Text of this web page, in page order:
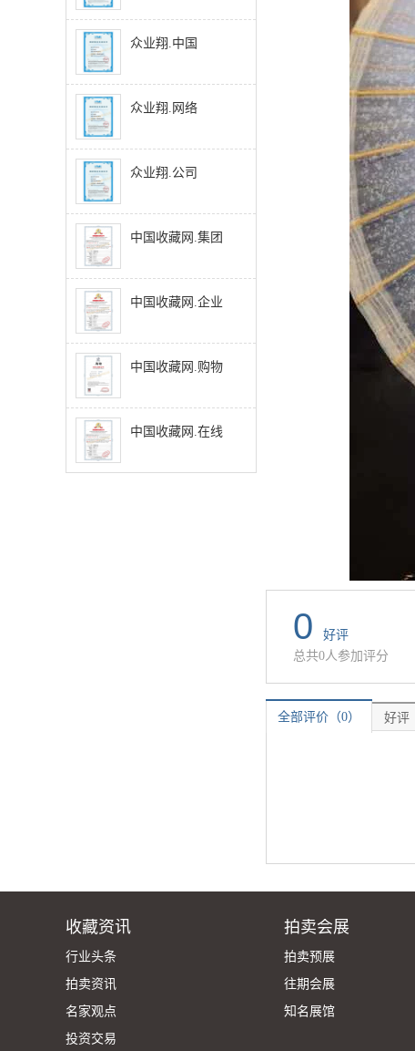
众业翔.中国
众业翔.网络
众业翔.公司
中国收藏网.集团
中国收藏网.企业
中国收藏网.购物
中国收藏网.在线
0
好评
总共0人参加评分
全部评价（0） 好评
收藏资讯
行业头条
拍卖资讯
名家观点
投资交易
拍卖会展
拍卖预展
往期会展
知名展馆